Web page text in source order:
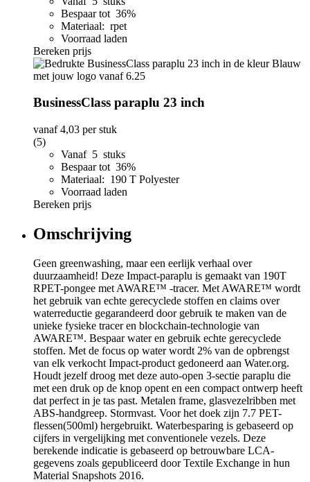
Bespaar tot 36%
Materiaal: rpet
Voorraad laden
Bereken prijs
BusinessClass paraplu 23 inch
vanaf4,03 per stuk
(5)
Vanaf 5 stuks
Bespaar tot 36%
Materiaal: 190 T Polyester
Voorraad laden
Bereken prijs
Omschrijving
Geen greenwashing, maar een eerlijk verhaal over
duurzaamheid! Deze Impact-paraplu is gemaakt van 190T
RPET-pongee met AWARE™ -tracer. Met AWARE™ wordt
het gebruik van echte gerecyclede stoffen en claims over
waterreductie gegarandeerd door gebruik te maken van de
unieke fysieke tracer en blockchain-technologie van
AWARE™. Bespaar water en gebruik echte gerecyclede
stoffen. Met de focus op water wordt 2% van de opbrengst
van elk verkocht Impact-product gedoneerd aan Water.org.
Houdt jezelf droog met deze auto-open 3-sectie paraplu die
met een druk op de knop opent en een compact ontwerp heeft
dat perfect in je tas past. Metalen frame, glasvezelribben met
ABS-handgreep. Stormvast. Voor het doek zijn 7.7 PET-
flessen(500ml) hergebruikt. Waterbesparing is gebaseerd op
cijfers in vergelijking met conventionele vezels. Deze
berekende indicatie is gebaseerd op betrouwbare LCA-
gegevens zoals gepubliceerd door Textile Exchange in hun
Material Snapshots 2016.